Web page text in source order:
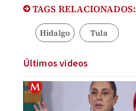
TAGS RELACIONADOS:
Hidalgo Tula
Últimos videos